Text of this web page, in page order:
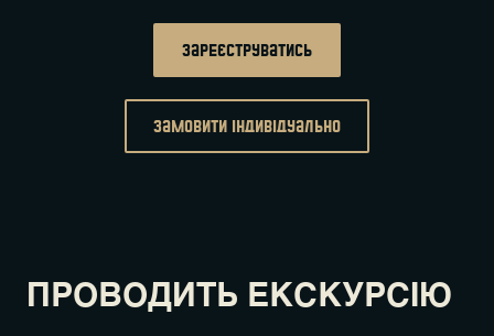
Зареєструватись
замовити індивідуально
ПРОВОДИТЬ ЕКСКУРСІЮ